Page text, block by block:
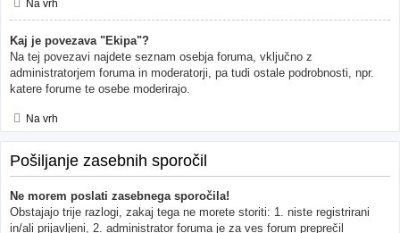
Na vrh
Kaj je povezava "Ekipa"?
Na tej povezavi najdete seznam osebja foruma, vključno z
administratorjem foruma in moderatorji, pa tudi ostale podrobnosti, npr.
katere forume te osebe moderirajo.
Na vrh
Pošiljanje zasebnih sporočil
Ne morem poslati zasebnega sporočila!
Obstajajo trije razlogi, zakaj tega ne morete storiti: 1. niste registrirani
in/ali prijavljeni, 2. administrator foruma je za ves forum preprečil